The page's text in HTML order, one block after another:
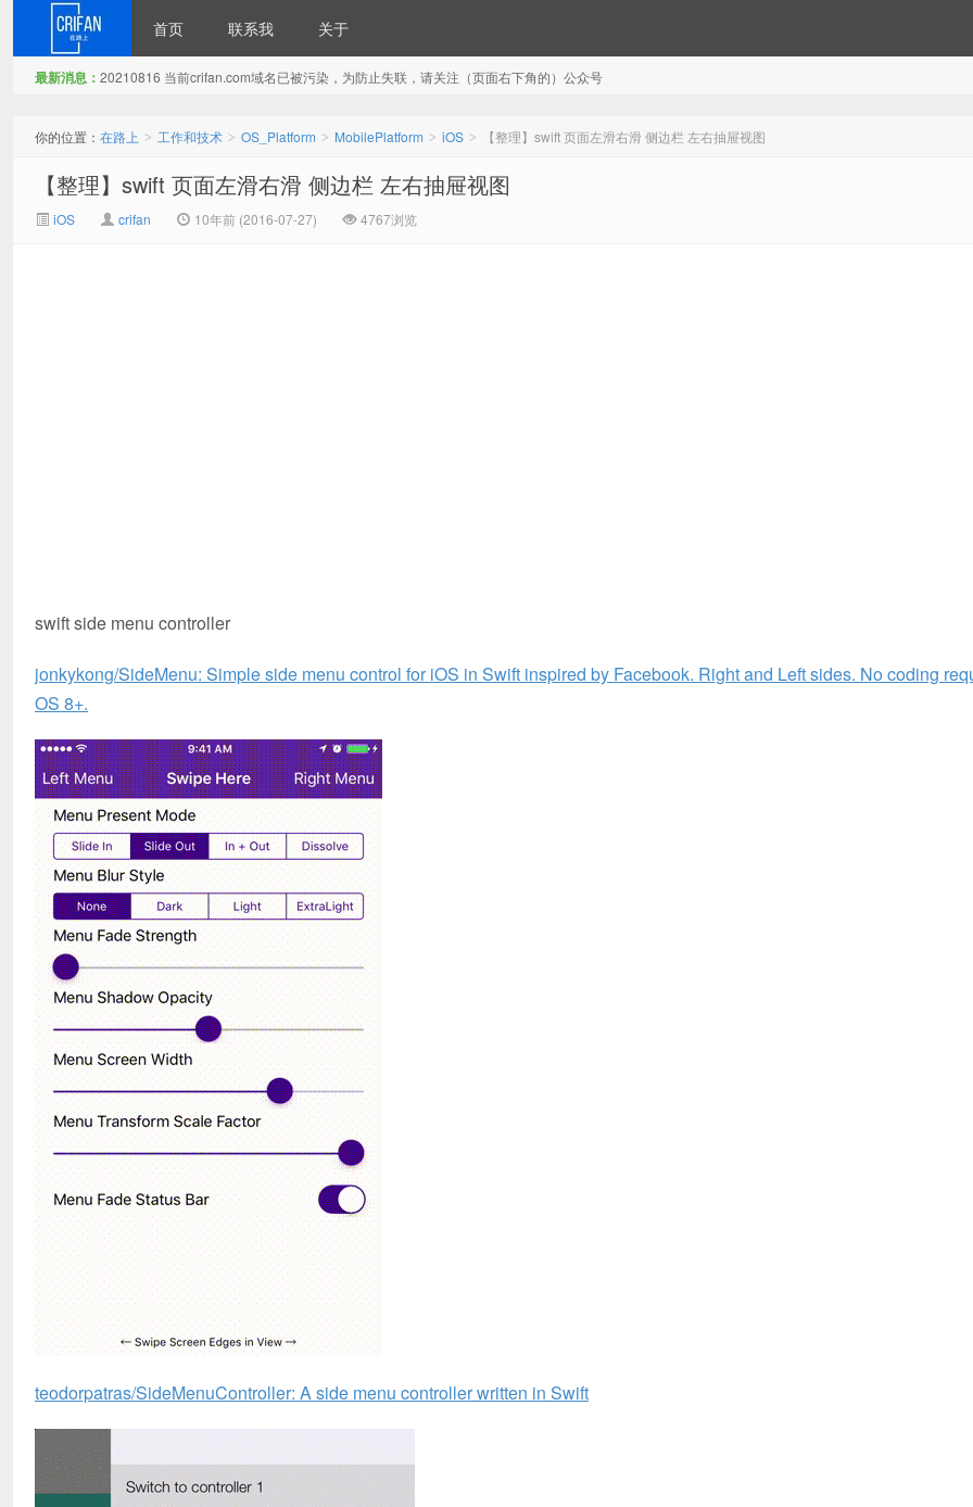
首页 联系我 关于
最新消息： 20210816 当前crifan.com域名已被污染，为防止失联，请关注（页面右下角的）公众号
你的位置： 在路上 > 工作和技术 > OS_Platform > MobilePlatform > iOS > 【整理】swift 页面左滑右滑 侧边栏 左右抽屉视图
【整理】swift 页面左滑右滑 侧边栏 左右抽屉视图
iOS crifan 10年前 (2016-07-27) 4767浏览
swift side menu controller
jonkykong/SideMenu: Simple side menu control for iOS in Swift inspired by Facebook. Right and Left sides. No coding
OS 8+.
teodorpatras/SideMenuController: A side menu controller written in Swift